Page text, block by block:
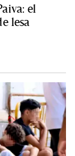
el
lesa